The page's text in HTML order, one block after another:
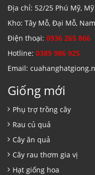
Địa chỉ: 52/25 Phú Mỹ,
Kho: Tây Mỗ, Đại Mỗ,
Điện thoại: 0936 265 866
Hotline: 0389 986 925
Email:
Giống mới
Phụ trợ trồng cây
Rau củ quả
Cây ăn quả
Cây rau thơm gia vị
Hạt giống hoa